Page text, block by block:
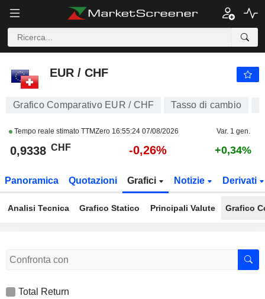
EUR / CHF
EUR / CHF
Grafico Comparativo EUR / CHF Tasso di cambio
Tempo reale stimato TTMZero 16:55:24 07/08/2026 Var. 1 gen.
0,9338 CHF -0,26% +0,34%
Panoramica Quotazioni Grafici Notizie Derivati
Analisi Tecnica Grafico Statico Principali Valute Grafico
Total Return